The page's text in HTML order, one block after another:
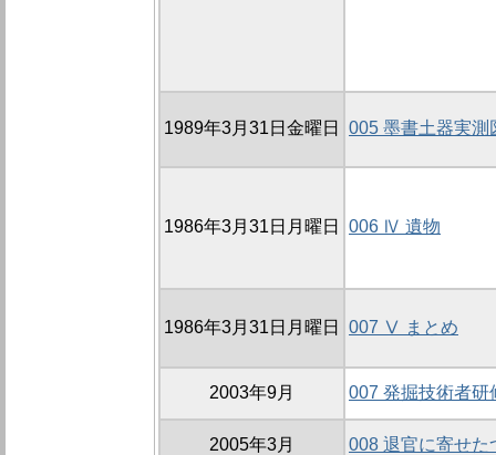
1989年3月31日金曜日 005 墨書土器実測
1986年3月31日月曜日 006 Ⅳ 遺物
1986年3月31日月曜日 007 Ⅴ まとめ
2003年9月 007 発掘技術者研
2005年3月 008 退官に寄せた